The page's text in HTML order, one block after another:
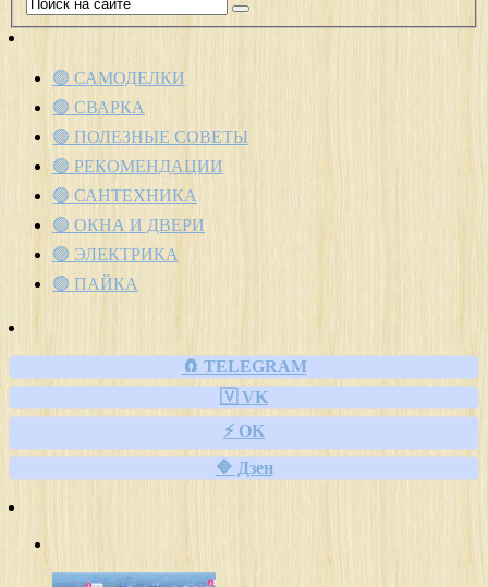
🟢 САМОДЕЛКИ
🟢 СВАРКА
🟢 ПОЛЕЗНЫЕ СОВЕТЫ
🟢 РЕКОМЕНДАЦИИ
🟢 САНТЕХНИКА
🟢 ОКНА И ДВЕРИ
🟢 ЭЛЕКТРИКА
🟢 ПАЙКА
🧲 TELEGRAM
🇻 VK
⚡ OK
🔷 Дзен